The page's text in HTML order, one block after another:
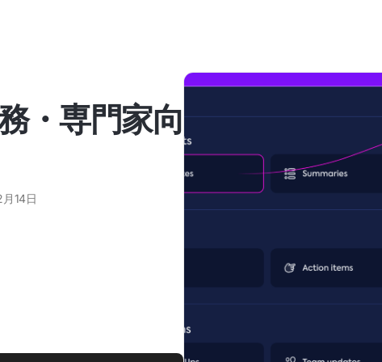
・専門家向
14日